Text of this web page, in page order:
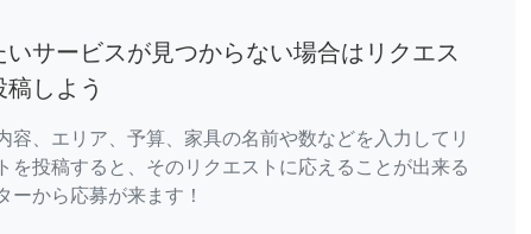
いサービスが見つからない場合はリクエス
稿しよう
容、エリア、予算、家具の名前や数などを入力してリ
を投稿すると、そのリクエストに応えることが出来る
ーから応募が来ます！